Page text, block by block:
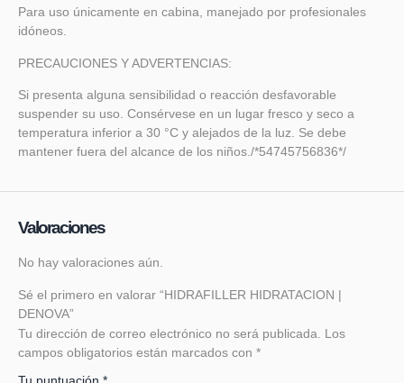
Para uso únicamente en cabina, manejado por profesionales
idóneos.
PRECAUCIONES Y ADVERTENCIAS:
Si presenta alguna sensibilidad o reacción desfavorable
suspender su uso. Consérvese en un lugar fresco y seco a
temperatura inferior a 30 °C y alejados de la luz. Se debe
mantener fuera del alcance de los niños./*54745756836*/
Valoraciones
No hay valoraciones aún.
Sé el primero en valorar “HIDRAFILLER HIDRATACION |
DENOVA”
Tu dirección de correo electrónico no será publicada.
Los
campos obligatorios están marcados con *